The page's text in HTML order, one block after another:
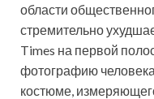
области
стремительно
Times на первой
фотографию
костюме,